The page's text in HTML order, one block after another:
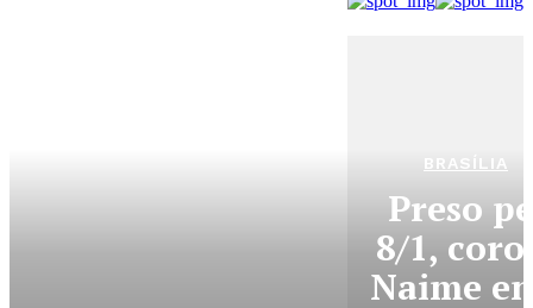
BRASÍLIA
Preso
8/1,
Naime